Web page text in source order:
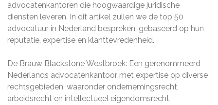
advocatenkantoren die hoogwaardige juridische
diensten leveren. In dit artikel zullen we de top 50
advocatuur in Nederland bespreken, gebaseerd op hun
reputatie, expertise en klanttevredenheid.
De Brauw Blackstone Westbroek: Een gerenommeerd
Nederlands advocatenkantoor met expertise op diverse
rechtsgebieden, waaronder ondernemingsrecht,
arbeidsrecht en intellectueel eigendomsrecht.